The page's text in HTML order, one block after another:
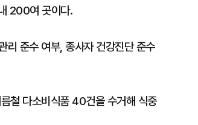
200여 곳이다.
리 준수 여부, 종사자 건강진단 준수
철 다소비식품 40건을 수거해 식중